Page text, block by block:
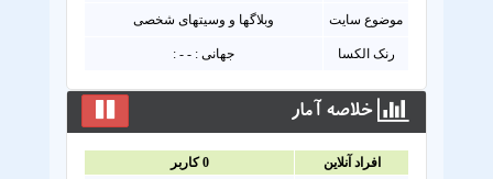
موضوع سایت وبلاگها و وسیتهای شخصی
رنک الکسا جهانی : - - :
خلاصه آمار
افراد آنلاين 0کاربر